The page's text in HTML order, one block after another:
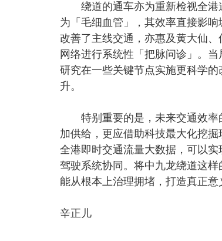
绕道的通车亦为重新检视全港
为「毛细血管」，其效率直接影
改善了主线交通，亦惠及黄大仙
网络进行系统性「把脉问诊」。
研究在一些关键节点实施更科学
升。
特别重要的是，未来交通效率
加供给，更应借助科技最大化挖
全港即时交通流量大数据，可以
驾驶系统协同。将中九龙绕道这
能从根本上治理拥堵，打造真正意
辛正儿